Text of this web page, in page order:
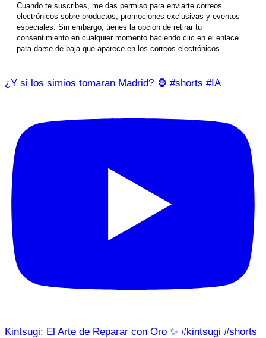
Cuando te suscribes, me das permiso para enviarte correos
electrónicos sobre productos, promociones exclusivas y eventos
especiales. Sin embargo, tienes la opción de retirar tu
consentimiento en cualquier momento haciendo clic en el enlace
para darse de baja que aparece en los correos electrónicos.
¿Y si los simios tomaran Madrid? 🦍 #shorts #IA
Kintsugi: El Arte de Reparar con Oro ✨ #kintsugi #shorts